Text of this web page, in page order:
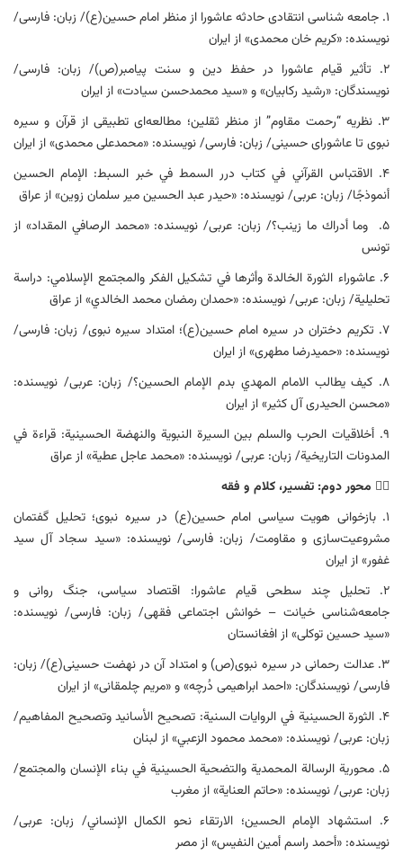
۱. جامعه شناسی انتقادی حادثه عاشورا از منظر امام حسين(ع)/ زبان: فارسی/
نویسنده: «کریم خان محمدی» از ایران
۲. تأثیر قیام عاشورا در حفظ دین و سنت پیامبر(ص)/ زبان: فارسی/
نویسندگان: «رشید رکابیان» و «سید محمدحسن سیادت» از ایران
۳. نظریه “رحمت مقاوم” از منظر ثقلین؛ مطالعه‌ای تطبیقی از قرآن و سیره
نبوی تا عاشورای حسینی/ زبان: فارسی/ نویسنده: «محمدعلی محمدی» از ایران
۴. الاقتباس القرآني في كتاب درر السمط في خبر السبط: الإمام الحسين
أنموذجًا/ زبان: عربی/ نویسنده: «حيدر عبد الحسين مير سلمان زوين» از عراق
۵. وما أدراك ما زينب؟/ زبان: عربی/ نویسنده: «محمد الرصافي المقداد» از
تونس
۶. عاشوراء الثورة الخالدة وأثرها في تشكيل الفكر والمجتمع الإسلامي: دراسة
تحليلية/ زبان: عربی/ نویسنده: «حمدان رمضان محمد الخالدي» از عراق
۷. تکریم دختران در سیره امام حسین(ع)؛ امتداد سیره نبوی/ زبان: فارسی/
نویسنده: «حمیدرضا مطهری» از ایران
۸. كيف يطالب الامام المهدي بدم الإمام الحسین؟/ زبان: عربی/ نویسنده:
«محسن الحیدری آل کثیر» از ایران
۹. أخلاقيات الحرب والسلم بين السيرة النبوية والنهضة الحسينية: قراءة في
المدونات التاريخية/ زبان: عربی/ نویسنده: «محمد عاجل عطیة» از عراق
۲️⃣ محور دوم: تفسیر، کلام و فقه
۱. بازخوانی هویت سیاسی امام حسین(ع) در سیره نبوی؛ تحلیل گفتمان
مشروعیت‌سازی و مقاومت/ زبان: فارسی/ نویسنده: «سید سجاد آل سید
غفور» از ایران
۲. تحلیل چند سطحی قیام عاشورا: اقتصاد سیاسی، جنگ روانی و
جامعه‌شناسی خیانت – خوانش اجتماعی فقهی/ زبان: فارسی/ نویسنده:
«سید حسین توکلی» از افغانستان
۳. عدالت رحمانی در سیره نبوی(ص) و امتداد آن در نهضت حسینی(ع)/ زبان:
فارسی/ نویسندگان: «احمد ابراهیمی دُرچه» و «مریم چلمقانی» از ایران
۴. الثورة الحسینیة في الروایات السنیة: تصحیح الأسانید وتصحیح المفاهیم/
زبان: عربی/ نویسنده: «محمد محمود الزعبي» از لبنان
۵. محوریة الرسالة المحمدیة والتضحیة الحسینیة في بناء الإنسان والمجتمع/
زبان: عربی/ نویسنده: «حاتم العنایة» از مغرب
۶. استشهاد الإمام الحسين؛ الارتقاء نحو الكمال الإنساني‌/ زبان: عربی/
نویسنده: «أحمد راسم أمین النفیس» از مصر